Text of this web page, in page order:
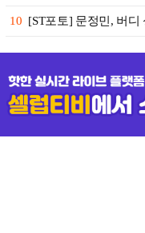
10 [ST포토] 문정민, 버디